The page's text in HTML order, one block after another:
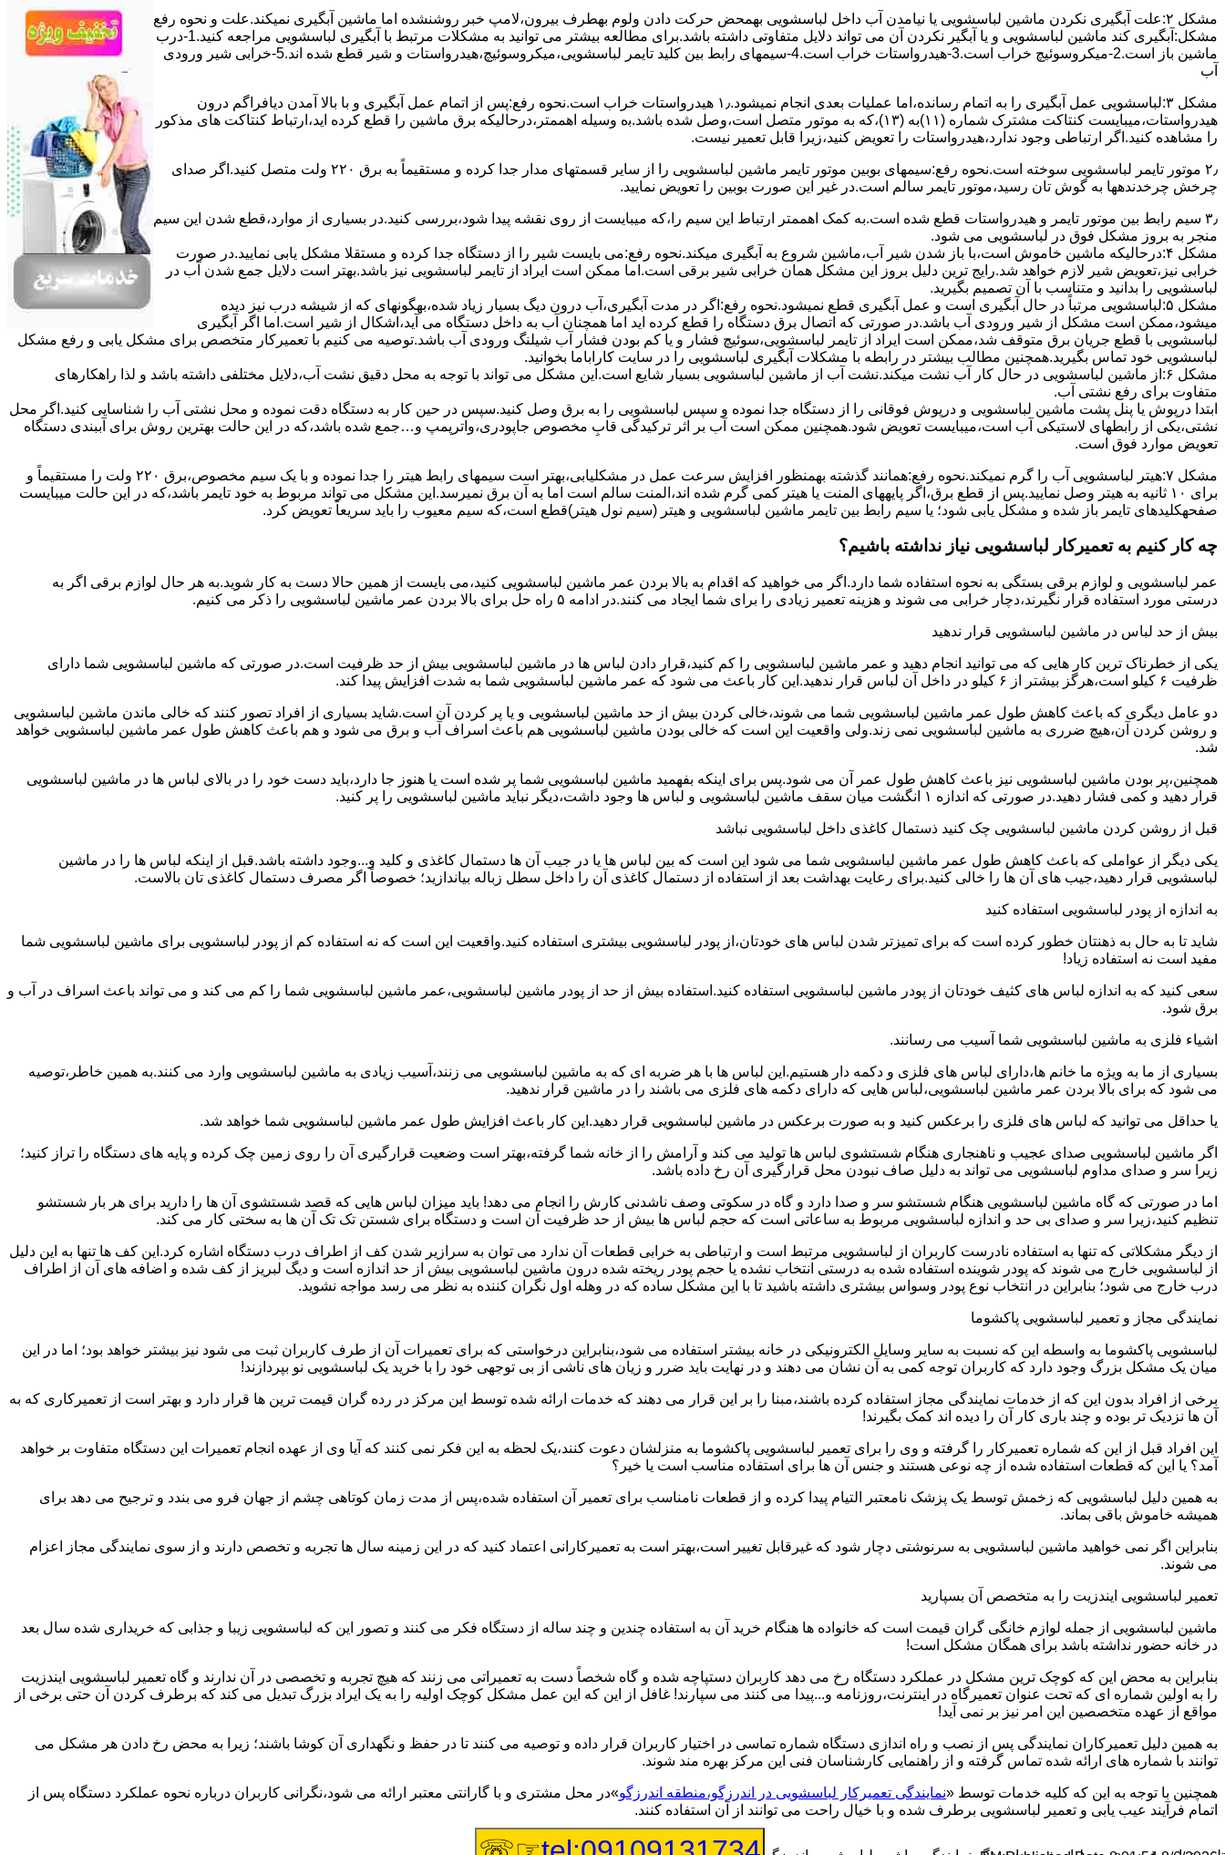
مشکل ۲:علت آبگیری نکردن ماشین لباسشویی یا نیامدن آب داخل لباسشویی بهمحض ﺣﺮﮐﺖ دادن وﻟﻮم بهطرف ﺑﯿﺮون،ﻻﻣﭗ ﺧﺒﺮ روشنشده اﻣﺎ ﻣﺎﺷﯿﻦ آﺑﮕﯿﺮی نمیکند.ﻋﻠﺖ و نحوه رﻓﻊ
مشکل:آبگیری کند ماشین لباسشویی و یا آبگیر نکردن آن می تواند دلایل متفاوتی داشته باشد.برای مطالعه بیشتر می توانید به مشکلات مرتبط با آبگیری لباسشویی مراجعه کنید.1-درب
ﻣﺎﺷﯿﻦ ﺑﺎز اﺳﺖ.2-ﻣﯿﮑﺮوﺳﻮﺋﯿﭻ ﺧﺮاب اﺳﺖ.3-ﻫﯿﺪرواﺳﺘﺎت ﺧﺮاب اﺳﺖ.4-سیمهای راﺑﻂ ﺑﯿﻦ ﮐﻠﯿﺪ ﺗﺎﯾﻤﺮ لباسشویی،ﻣﯿﮑﺮوﺳﻮﺋﯿﭻ،ﻫﯿﺪرواﺳﺘﺎت و ﺷﯿﺮ ﻗﻄﻊ ﺷﺪه اند.5-خرابی شیر ورودی
آب
مشکل ۳:لباسشویی ﻋﻤﻞ آﺑﮕﯿﺮی را ﺑﻪ اﺗﻤﺎم رﺳﺎﻧﺪه،اﻣﺎ ﻋﻤﻠﯿﺎت ﺑﻌﺪی اﻧﺠﺎم نمیشود.۱٫ ﻫﯿﺪرواﺳﺘﺎت ﺧﺮاب اﺳﺖ.نحوه رﻓﻊ:ﭘﺲ از اﺗﻤﺎم عمل آﺑﮕﯿﺮی و ﺑﺎ ﺑﺎﻻ آﻣﺪن دﯾﺎﻓﺮاﮔﻢ درون
ﻫﯿﺪرواﺳﺘﺎت،میبایست ﮐﻨﺘﺎﮐﺖ ﻣﺸﺘﺮک شماره (۱۱)به (۱۳)،ﮐﻪ ﺑﻪ ﻣﻮﺗﻮر ﻣﺘﺼﻞ اﺳﺖ،وﺻﻞ ﺷﺪه ﺑﺎﺷﺪ.ﺑه وسیله اهممتر،درحالیکه ﺑﺮق ﻣﺎﺷﯿﻦ را ﻗﻄﻊ کرده اید،ارﺗﺒﺎط ﮐﻨﺘﺎﮐﺖ ﻫﺎی ﻣﺬﮐﻮر
را ﻣﺸﺎﻫﺪه کنید.اﮔﺮ ارﺗﺒﺎطی وجود ندارد،ﻫﯿﺪرواﺳﺘﺎت را ﺗﻌﻮﯾﺾ ﮐﻨﯿﺪ،زﯾﺮا قابل ﺗﻌﻤﯿﺮ نیست.
۲٫ ﻣﻮﺗﻮر ﺗﺎﯾﻤﺮ لباسشویی ﺳﻮﺧﺘﻪ اﺳﺖ.نحوه رﻓﻊ:سیمهای ﺑﻮﺑﯿﻦ ﻣﻮﺗﻮر ﺗﺎﯾﻤﺮ ماشین لباسشویی را از ﺳﺎﯾﺮ قسمتهای ﻣﺪار ﺟﺪا کرده و مستقیماً ﺑﻪ برق ۲۲۰ وﻟﺖ ﻣﺘﺼﻞ کنید.اﮔﺮ ﺻﺪای
ﭼﺮﺧﺶ چرخدندهها به گوش تان رﺳﯿﺪ،ﻣﻮﺗﻮر ﺗﺎﯾﻤﺮ ﺳﺎﻟﻢ اﺳﺖ.در ﻏﯿﺮ اﯾﻦ ﺻﻮرت ﺑﻮﺑﯿﻦ را ﺗﻌﻮﯾﺾ ﻧﻤﺎﯾﯿﺪ.
۳٫ ﺳﯿﻢ راﺑﻂ ﺑﯿﻦ ﻣﻮﺗﻮر ﺗﺎﯾﻤﺮ و ﻫﯿﺪرواﺳﺘﺎت ﻗﻄﻊ ﺷﺪه اﺳﺖ.به کمک اهممتر ارﺗﺒﺎط اﯾﻦ ﺳﯿﻢ را،ﮐﻪ میبایست از روی ﻧﻘﺸﻪ ﭘﯿﺪا ﺷﻮد،بررسی ﮐﻨﯿﺪ.در ﺑﺴﯿﺎری از موارد،ﻗﻄﻊ ﺷﺪن اﯾﻦ ﺳﯿﻢ
ﻣﻨﺠﺮ ﺑﻪ ﺑﺮوز مشکل ﻓﻮق در لباسشویی می شود.
مشکل ۴:درحالیکه ﻣﺎﺷﯿﻦ ﺧﺎﻣﻮش اﺳﺖ،ﺑﺎ ﺑﺎز ﺷﺪن ﺷﯿﺮ آب،ﻣﺎﺷﯿﻦ ﺷﺮوع ﺑﻪ آﺑﮕﯿﺮی میکند.نحوه رﻓﻊ:می بایست ﺷﯿﺮ را از دستگاه جدا کرده و مستقلا مشکل یابی نمایید.در صورت
خرابی نیز،تعویض شیر لازم خواهد شد.رایج ترین دلیل بروز این مشکل همان خرابی شیر برقی است.اما ممکن است ایراد از تایمر لباسشویی نیز باشد.بهتر است دلایل جمع شدن آب در
لباسشویی را بدانید و متناسب با آن تصمیم بگیرید.
مشکل ۵:لباسشویی مرتباً در ﺣﺎل آﺑﮕﯿﺮی اﺳﺖ و ﻋﻤﻞ آﺑﮕﯿﺮی ﻗﻄﻊ نمیشود.نحوه رﻓﻊ:اﮔﺮ در ﻣﺪت آﺑﮕﯿﺮی،آب درون دﯾﮓ ﺑﺴﯿﺎر زﯾﺎد ﺷﺪه،بهگونهای ﮐﻪ از ﺷﯿﺸﻪ درب ﻧﯿﺰ دﯾﺪه
میشود،ممکن است مشکل از شیر ورودی آب باشد.در صورتی که اتصال برق دستگاه را قطع کرده اید اما همچنان آب به داخل دستگاه می آید،اشکال از شیر است.اما اگر آبگیری
لباسشویی با قطع جریان برق متوقف شد،ممکن است ایراد از تایمر لباسشویی،سوئیچ فشار و یا کم بودن فشار آب شیلنگ ورودی آب باشد.توصیه می کنیم با تعمیرکار متخصص برای مشکل یابی و رفع مشکل
لباسشویی خود تماس بگیرید.همچنین مطالب بیشتر در رابطه با مشکلات آبگیری لباسشویی را در سایت کاراباما بخوانید.
مشکل ۶:از ﻣﺎﺷﯿﻦ لباسشویی در ﺣﺎل ﮐﺎر آب ﻧﺸﺖ میکند.نشت آب از ماشین لباسشویی بسیار شایع است.این مشکل می تواند با توجه به محل دقیق نشت آب،دلایل مختلفی داشته باشد و لذا راهکارهای
متفاوت برای رفع نشتی آب.
ابتدا درپوش یا پنل ﭘﺸﺖ ﻣﺎﺷﯿﻦ لباسشویی و درپوش ﻓﻮﻗﺎﻧﯽ را از دستگاه ﺟﺪا ﻧﻤﻮده و ﺳﭙﺲ لباسشویی را ﺑﻪ ﺑﺮق وصل ﮐﻨﯿﺪ.سپس در حین کار به دستگاه دقت نموده و ﻣﺤﻞ نشتی آب را ﺷﻨﺎﺳﺎﯾﯽ کنید.اﮔﺮ ﻣﺤﻞ
نشتی،ﯾﮑﯽ از رابطهای ﻻﺳﺘﯿﮑﯽ آب اﺳﺖ،میبایست ﺗﻌﻮﯾﺾ شود.همچنین ﻣﻤﮑﻦ اﺳﺖ آب بر اثر ﺗﺮﮐﯿﺪﮔﯽ قابِ ﻣﺨﺼﻮص ﺟﺎﭘﻮدری،واترپمپ و…جمع شده ﺑﺎﺷﺪ،ﮐﻪ در این حالت بهترین روش برای آببندی دستگاه
ﺗﻌﻮﯾﺾ ﻣﻮارد ﻓﻮق اﺳﺖ.
مشکل ۷:ﻫﯿﺘﺮ لباسشویی آب را ﮔﺮم نمیکند.نحوه رﻓﻊ:ﻫﻤﺎﻧﻨﺪ ﮔﺬﺷﺘﻪ بهمنظور اﻓﺰاﯾﺶ ﺳﺮﻋﺖ ﻋﻤﻞ در مشکلیابی،بهتر است سیمهای راﺑﻂ ﻫﯿﺘﺮ را ﺟﺪا ﻧﻤﻮده و ﺑﺎ ﯾﮏ ﺳﯿﻢ ﻣﺨﺼﻮص،برق ۲۲۰ ولت را مستقیماً و
برای ۱۰ ﺛﺎﻧﯿﻪ ﺑﻪ ﻫﯿﺘﺮ وصل نمایید.ﭘﺲ از ﻗﻄﻊ ﺑﺮق،اﮔﺮ پایههای اﻟﻤﻨﺖ یا هیتر کمی ﮔﺮم ﺷﺪه اند،اﻟﻤﻨﺖ ﺳﺎﻟﻢ است اما ﺑﻪ آن ﺑﺮق نمیرسد.اﯾﻦ ﻣﺸﮑﻞ می تواند مربوط به ﺧﻮد ﺗﺎﯾﻤﺮ باشد،ﮐﻪ در این حالت میبایست
صفحهکلیدهای ﺗﺎﯾﻤﺮ باز شده و مشکل یابی شود؛ ﯾﺎ ﺳﯿﻢ راﺑﻂ ﺑﯿﻦ ﺗﺎﯾﻤﺮ ماشین لباسشویی و ﻫﯿﺘﺮ (سیم ﻧﻮل ﻫﯿﺘﺮ)ﻗﻄﻊ اﺳﺖ،ﮐﻪ ﺳﯿﻢ ﻣﻌﯿﻮب را ﺑﺎﯾﺪ سریعاً ﺗﻌﻮﯾﺾ کرد.
چه کار کنیم به تعمیرکار لباسشویی نیاز نداشته باشیم؟
عمر لباسشویی و لوازم برقی بستگی به نحوه استفاده شما دارد.اگر می خواهید که اقدام به بالا بردن عمر ماشین لباسشویی کنید،می بایست از همین حالا دست به کار شوید.به هر حال لوازم برقی اگر به
درستی مورد استفاده قرار نگیرند،دچار خرابی می شوند و هزینه تعمیر زیادی را برای شما ایجاد می کنند.در ادامه ۵ راه حل برای بالا بردن عمر ماشین لباسشویی را ذکر می کنیم.
بیش از حد لباس در ماشین لباسشویی قرار ندهید
یکی از خطرناک ترین کار هایی که می توانید انجام دهید و عمر ماشین لباسشویی را کم کنید،قرار دادن لباس ها در ماشین لباسشویی بیش از حد ظرفیت است.در صورتی که ماشین لباسشویی شما دارای
ظرفیت ۶ کیلو است،هرگز بیشتر از ۶ کیلو در داخل آن لباس قرار ندهید.این کار باعث می شود که عمر ماشین لباسشویی شما به شدت افزایش پیدا کند.
دو عامل دیگری که باعث کاهش طول عمر ماشین لباسشویی شما می شوند،خالی کردن بیش از حد ماشین لباسشویی و یا پر کردن آن است.شاید بسیاری از افراد تصور کنند که خالی ماندن ماشین لباسشویی
و روشن کردن آن،هیچ ضرری به ماشین لباسشویی نمی زند.ولی واقعیت این است که خالی بودن ماشین لباسشویی هم باعث اسراف آب و برق می شود و هم باعث کاهش طول عمر ماشین لباسشویی خواهد
شد.
همچنین،پر بودن ماشین لباسشویی نیز باعث کاهش طول عمر آن می شود.پس برای اینکه بفهمید ماشین لباسشویی شما پر شده است یا هنوز جا دارد،باید دست خود را در بالای لباس ها در ماشین لباسشویی
قرار دهید و کمی فشار دهید.در صورتی که اندازه ۱ انگشت میان سقف ماشین لباسشویی و لباس ها وجود داشت،دیگر نباید ماشین لباسشویی را پر کنید.
قبل از روشن کردن ماشین لباسشویی چک کنید ذستمال کاغذی داخل لباسشویی نباشد
یکی دیگر از عواملی که باعث کاهش طول عمر ماشین لباسشویی شما می شود این است که بین لباس ها یا در جیب آن ها دستمال کاغذی و کلید و...وجود داشته باشد.قبل از اینکه لباس ها را در ماشین
لباسشویی قرار دهید،جیب های آن ها را خالی کنید.برای رعایت بهداشت بعد از استفاده از دستمال کاغذی آن را داخل سطل زباله بیاندازید؛ خصوصاً اگر مصرف دستمال کاغذی تان بالاست.
به اندازه از پودر لباسشویی استفاده کنید
شاید تا به حال به ذهنتان خطور کرده است که برای تمیزتر شدن لباس های خودتان،از پودر لباسشویی بیشتری استفاده کنید.واقعیت این است که نه استفاده کم از پودر لباسشویی برای ماشین لباسشویی شما
مفید است نه استفاده زیاد!
سعی کنید که به اندازه لباس های کثیف خودتان از پودر ماشین لباسشویی استفاده کنید.استفاده بیش از حد از پودر ماشین لباسشویی،عمر ماشین لباسشویی شما را کم می کند و می تواند باعث اسراف در آب و
برق شود.
اشیاء فلزی به ماشین لباسشویی شما آسیب می رسانند.
بسیاری از ما به ویژه ما خانم ها،دارای لباس های فلزی و دکمه دار هستیم.این لباس ها با هر ضربه ای که به ماشین لباسشویی می زنند،آسیب زیادی به ماشین لباسشویی وارد می کنند.به همین خاطر،توصیه
می شود که برای بالا بردن عمر ماشین لباسشویی،لباس هایی که دارای دکمه های فلزی می باشند را در ماشین قرار ندهید.
یا حداقل می توانید که لباس های فلزی را برعکس کنید و به صورت برعکس در ماشین لباسشویی قرار دهید.این کار باعث افزایش طول عمر ماشین لباسشویی شما خواهد شد.
اگر ماشین لباسشویی صدای عجیب و ناهنجاری هنگام شستشوی لباس ها تولید می کند و آرامش را از خانه شما گرفته،بهتر است وضعیت قرارگیری آن را روی زمین چک کرده و پایه های دستگاه را تراز کنید؛
زیرا سر و صدای مداوم لباسشویی می تواند به دلیل صاف نبودن محل قرارگیری آن رخ داده باشد.
اما در صورتی که گاه ماشین لباسشویی هنگام شستشو سر و صدا دارد و گاه در سکوتی وصف ناشدنی کارش را انجام می دهد! باید میزان لباس هایی که قصد شستشوی آن ها را دارید برای هر بار شستشو
تنظیم کنید،زیرا سر و صدای بی حد و اندازه لباسشویی مربوط به ساعاتی است که حجم لباس ها بیش از حد ظرفیت آن است و دستگاه برای شستن تک تک آن ها به سختی کار می کند.
از دیگر مشکلاتی که تنها به استفاده نادرست کاربران از لباسشویی مرتبط است و ارتباطی به خرابی قطعات آن ندارد می توان به سرازیر شدن کف از اطراف درب دستگاه اشاره کرد.این کف ها تنها به این دلیل
از لباسشویی خارج می شوند که پودر شوینده استفاده شده به درستی انتخاب نشده یا حجم پودر ریخته شده درون ماشین لباسشویی بیش از حد اندازه است و دیگ لبریز از کف شده و اضافه های آن از اطراف
درب خارج می شود؛ بنابراین در انتخاب نوع پودر وسواس بیشتری داشته باشید تا با این مشکل ساده که در وهله اول نگران کننده به نظر می رسد مواجه نشوید.
نمایندگی مجاز و تعمیر لباسشویی پاکشوما
لباسشویی پاکشوما به واسطه این که نسبت به سایر وسایل الکترونیکی در خانه بیشتر استفاده می شود،بنابراین درخواستی که برای تعمیرات آن از طرف کاربران ثبت می شود نیز بیشتر خواهد بود؛ اما در این
میان یک مشکل بزرگ وجود دارد که کاربران توجه کمی به آن نشان می دهند و در نهایت باید ضرر و زیان های ناشی از بی توجهی خود را با خرید یک لباسشویی نو بپردازند!
برخی از افراد بدون این که از خدمات نمایندگی مجاز استفاده کرده باشند،مبنا را بر این قرار می دهند که خدمات ارائه شده توسط این مرکز در رده گران قیمت ترین ها قرار دارد و بهتر است از تعمیرکاری که به
آن ها نزدیک تر بوده و چند باری کار آن را دیده اند کمک بگیرند!
این افراد قبل از این که شماره تعمیرکار را گرفته و وی را برای تعمیر لباسشویی پاکشوما به منزلشان دعوت کنند،یک لحظه به این فکر نمی کنند که آیا وی از عهده انجام تعمیرات این دستگاه متفاوت بر خواهد
آمد؟ یا این که قطعات استفاده شده از چه نوعی هستند و جنس آن ها برای استفاده مناسب است یا خیر؟
به همین دلیل لباسشویی که زخمش توسط یک پزشک نامعتبر التیام پیدا کرده و از قطعات نامناسب برای تعمیر آن استفاده شده،پس از مدت زمان کوتاهی چشم از جهان فرو می بندد و ترجیح می دهد برای
همیشه خاموش باقی بماند.
بنابراین اگر نمی خواهید ماشین لباسشویی به سرنوشتی دچار شود که غیرقابل تغییر است،بهتر است به تعمیرکارانی اعتماد کنید که در این زمینه سال ها تجربه و تخصص دارند و از سوی نمایندگی مجاز اعزام
می شوند.
تعمیر لباسشویی ایندزیت را به متخصص آن بسپارید
ماشین لباسشویی از جمله لوازم خانگی گران قیمت است که خانواده ها هنگام خرید آن به استفاده چندین و چند ساله از دستگاه فکر می کنند و تصور این که لباسشویی زیبا و جذابی که خریداری شده سال بعد
در خانه حضور نداشته باشد برای همگان مشکل است!
بنابراین به محض این که کوچک ترین مشکل در عملکرد دستگاه رخ می دهد کاربران دستپاچه شده و گاه شخصاً دست به تعمیراتی می زنند که هیچ تجربه و تخصصی در آن ندارند و گاه تعمیر لباسشویی ایندزیت
را به اولین شماره ای که تحت عنوان تعمیرگاه در اینترنت،روزنامه و...پیدا می کنند می سپارند! غافل از این که این عمل مشکل کوچک اولیه را به یک ایراد بزرگ تبدیل می کند که برطرف کردن آن حتی برخی از
مواقع از عهده متخصصین این امر نیز بر نمی آید!
به همین دلیل تعمیرکاران نمایندگی پس از نصب و راه اندازی دستگاه شماره تماسی در اختیار کاربران قرار داده و توصیه می کنند تا در حفظ و نگهداری آن کوشا باشند؛ زیرا به محض رخ دادن هر مشکل می
توانند با شماره های ارائه شده تماس گرفته و از راهنمایی کارشناسان فنی این مرکز بهره مند شوند.
همچنین با توجه به این که کلیه خدمات توسط «نمایندگی تعمیرکار لباسشویی در اندرزگو،منطقه اندرزگو»در محل مشتری و با گارانتی معتبر ارائه می شود،نگرانی کاربران درباره نحوه عملکرد دستگاه پس از
اتمام فرآیند عیب یابی و تعمیر لباسشویی برطرف شده و با خیال راحت می توانند از آن استفاده کنند.